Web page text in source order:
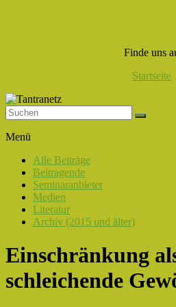
Finde uns
Startseite
Liebe,
Eros
Tantra
Menü
Alle Beiträge
Beitragende
Seminaranbieter
Medien
Literatur
Archiv (2015 und älter)
Einschränkung
schleichende